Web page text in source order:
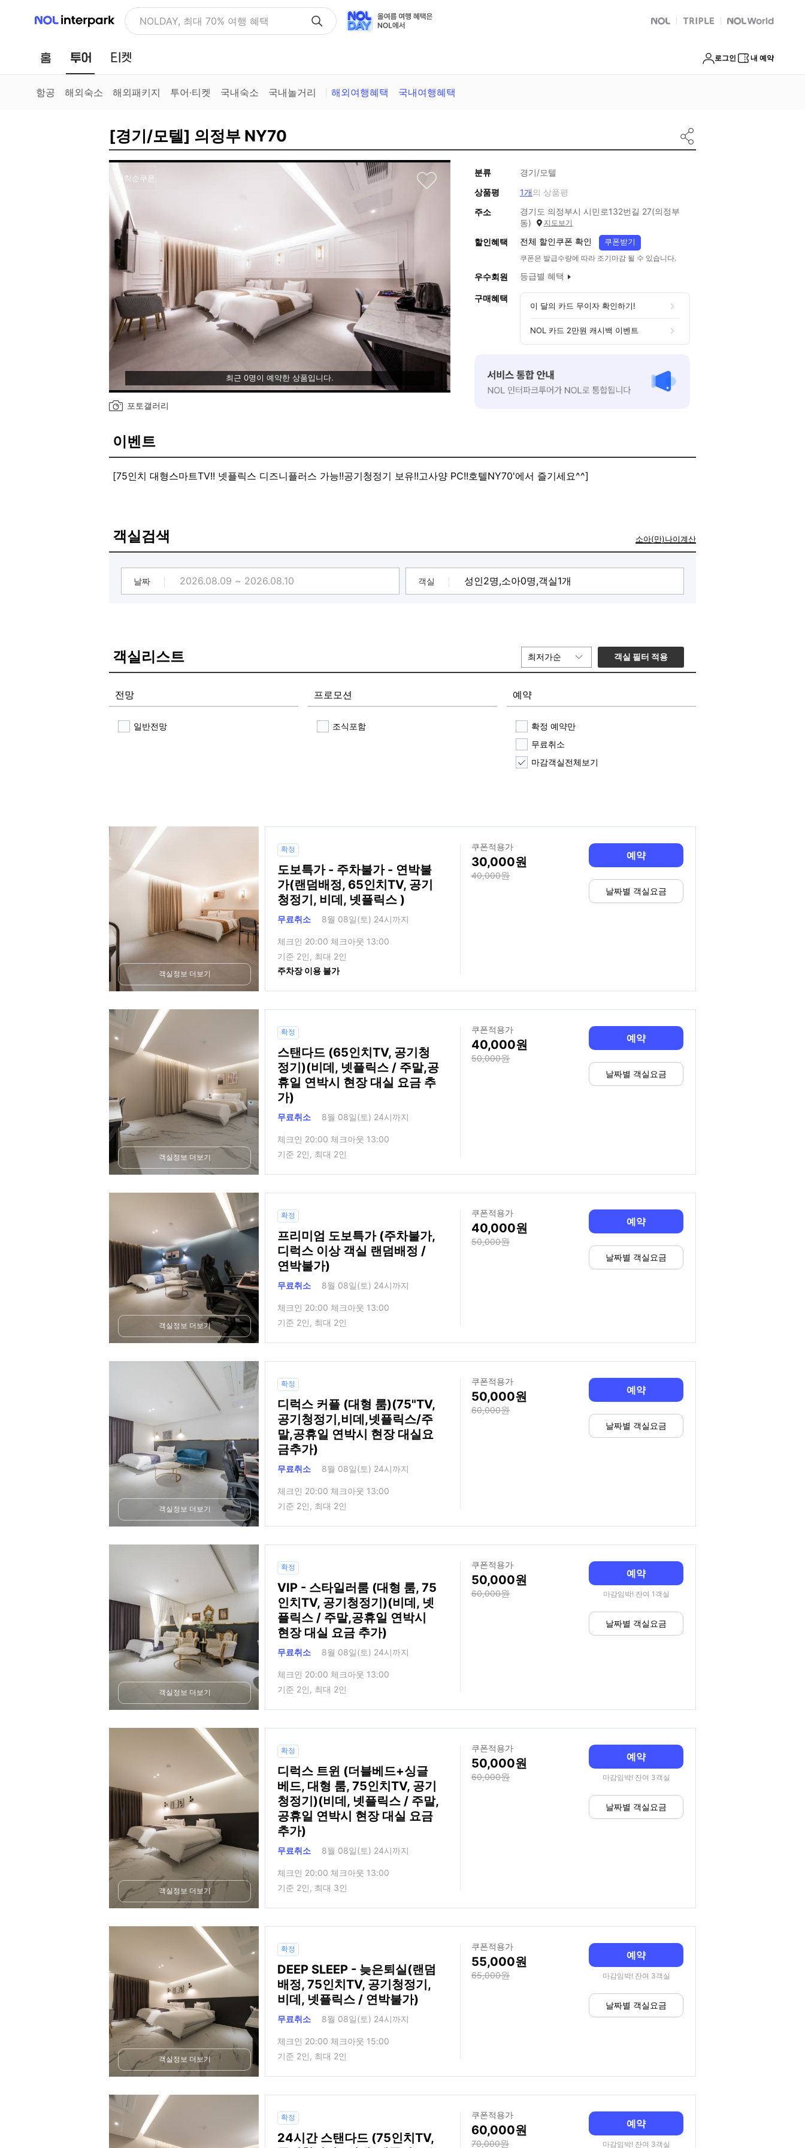
NOL 인터파크 NOLDAY, 최대 70% 여행 혜택 NOL 트리플 Global Interpark
홈 투어 로그인 내 예약
항공 해외숙소 해외패키지 투어·티켓 국내숙소 국내놀거리 해외여행혜택 국내여행혜택
[경기/모텔] 의정부 NY70
선착순쿠폰
최근 0명이 예약한 상품입니다.
포토갤러리
분류
경기/모텔
상품평
1개의 상품평
주소
경기도 의정부시 시민로132번길 27(의정부
동)
지도보기
할인혜택 전체 할인쿠폰 확인 쿠폰받기
쿠폰은 발급수량에 따라 조기마감 될 수 있습니다.
우수회원 등급별 혜택
구매혜택
이 달의 카드 무이자 확인하기!
NOL 카드 2만원 캐시백 이벤트
이벤트
[75인치 대형스마트TV!! 넷플릭스 디즈니플러스 가능!!공기청정기 보유!!고사양 PC!!호텔NY70'에서 즐기세요^^]
객실검색 소아(만)나이계산
날짜 객실
객실리스트 최저가순 객실 필터 적용
전망
일반전망
프로모션
조식포함
예약
확정 예약만
무료취소
마감객실전체보기
객실정보 더보기
확정
도보특가 - 주차불가 - 연박불
가(랜덤배정, 65인치TV, 공기
청정기, 비데, 넷플릭스 )
무료취소 8월 08일(토) 24시까지
체크인 20:00 체크아웃 13:00
기준 2인, 최대 2인
주차장 이용 불가
쿠폰적용가
30,000
40,000
예약
날짜별 객실요금
객실정보 더보기
확정
스탠다드 (65인치TV, 공기청
정기)(비데, 넷플릭스 / 주말,공
휴일 연박시 현장 대실 요금 추
가)
무료취소 8월 08일(토) 24시까지
체크인 20:00 체크아웃 13:00
기준 2인, 최대 2인
쿠폰적용가
40,000
50,000
예약
날짜별 객실요금
객실정보 더보기
확정
프리미엄 도보특가 (주차불가,
디럭스 이상 객실 랜덤배정 /
연박불가)
무료취소 8월 08일(토) 24시까지
체크인 20:00 체크아웃 13:00
기준 2인, 최대 2인
쿠폰적용가
40,000
50,000
예약
날짜별 객실요금
객실정보 더보기
확정
디럭스 커플 (대형 룸)(75"TV,
공기청정기,비데,넷플릭스/주
말,공휴일 연박시 현장 대실요
금추가)
무료취소 8월 08일(토) 24시까지
체크인 20:00 체크아웃 13:00
기준 2인, 최대 2인
쿠폰적용가
50,000
60,000
예약
날짜별 객실요금
객실정보 더보기
확정
VIP - 스타일러룸 (대형 룸, 75
인치TV, 공기청정기)(비데, 넷
플릭스 / 주말,공휴일 연박시
현장 대실 요금 추가)
무료취소 8월 08일(토) 24시까지
체크인 20:00 체크아웃 13:00
기준 2인, 최대 2인
쿠폰적용가
50,000
60,000
예약
마감임박! 잔여 1객실
날짜별 객실요금
객실정보 더보기
확정
디럭스 트윈 (더블베드+싱글
베드, 대형 룸, 75인치TV, 공기
청정기)(비데, 넷플릭스 / 주말,
공휴일 연박시 현장 대실 요금
추가)
무료취소 8월 08일(토) 24시까지
체크인 20:00 체크아웃 13:00
기준 2인, 최대 3인
쿠폰적용가
50,000
60,000
예약
마감임박! 잔여 3객실
날짜별 객실요금
객실정보 더보기
확정
DEEP SLEEP - 늦은퇴실(랜덤
배정, 75인치TV, 공기청정기,
비데, 넷플릭스 / 연박불가)
무료취소 8월 08일(토) 24시까지
체크인 20:00 체크아웃 15:00
기준 2인, 최대 2인
쿠폰적용가
55,000
65,000
예약
마감임박! 잔여 3객실
날짜별 객실요금
확정
24시간 스탠다드 (75인치TV,
쿠폰적용가
60,000
70,000
예약
마감임박! 잔여 3객실